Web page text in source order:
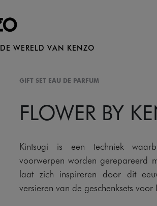
DE WERELD VAN KENZO
GIFT SET EAU DE PARFUM
FLOWER BY
Kintsugi is een techniek
voorwerpen worden gerepareerd
laat zich inspireren door dit
versieren van de geschenksets voor